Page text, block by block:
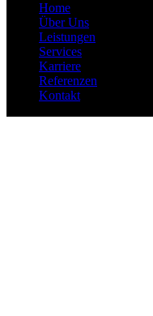
Home
Über Uns
Leistungen
Services
Karriere
Referenzen
Kontakt